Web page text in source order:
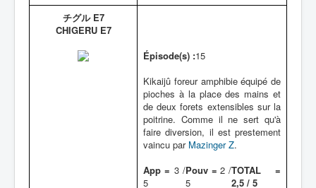
チグル E7
CHIGERU E7
Épisode(s) :15
Kikaijû foreur amphibie équipé de
pioches à la place des mains et
de deux forets extensibles sur la
poitrine. Comme il ne sert qu'à
faire diversion, il est prestement
vaincu par Mazinger Z.
App = 3 /
5
Pouv = 2 /
5
TOTAL =
2,5 / 5